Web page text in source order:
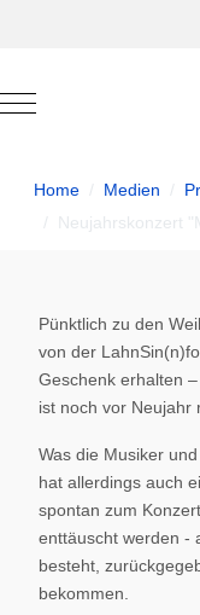
Mobile Menu Toggle
Home Medien
Neujahrskonzert
Pünktlich zu den
von der
Geschenk erhalten
ist noch vor Neujahr
Was die Musiker
hat allerdings auch
spontan zum
enttäuscht werden -
besteht,
bekommen.